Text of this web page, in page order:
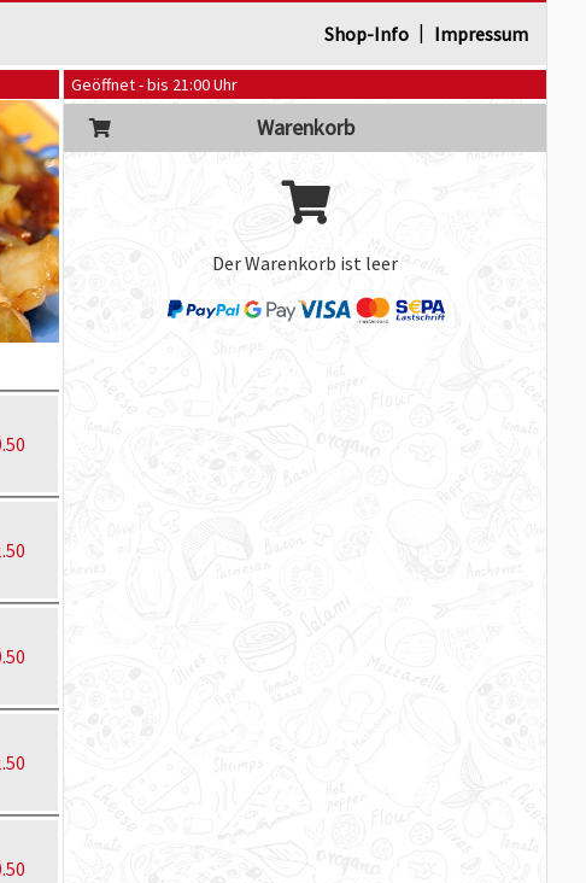
Shop-Info | Impressum
Geöffnet - bis 21:00 Uhr
Warenkorb
Der Warenkorb ist leer